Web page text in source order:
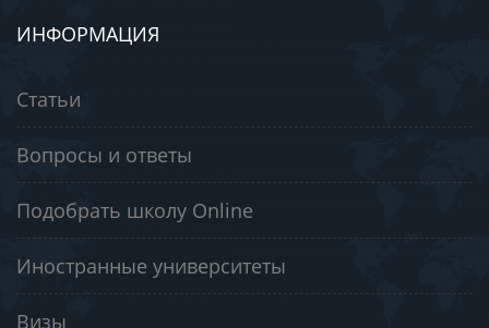
ИНФОРМАЦИЯ
Статьи
Вопросы и ответы
Подобрать школу Online
Иностранные университеты
Визы